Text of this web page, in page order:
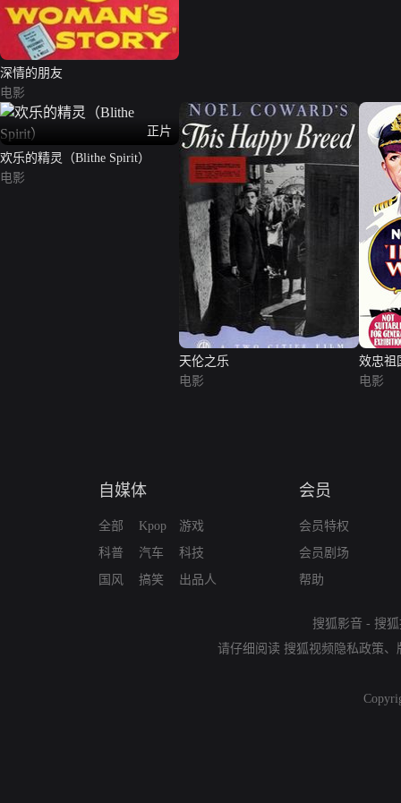
深情的朋友
电影
正片
欢乐的精灵（Blithe Spirit）
电影
天伦之乐
电影
效忠祖
电影
自媒体
全部
科普
国风
Kpop
汽车
搞笑
游戏
科技
出品人
会员
会员特权
会员剧场
帮助
搜狐影音 - 搜
请仔细阅读 搜狐视频隐私政策、